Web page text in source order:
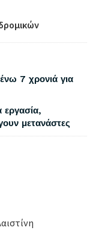
7 χρονιά για
μετανάστες